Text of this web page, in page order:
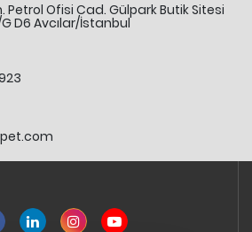
Petrol Ofisi Cad. Gülpark Butik Sitesi
D6 Avcılar/İstanbul